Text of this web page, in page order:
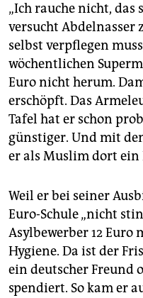
dass die Leistungen
sind. Das
hielt die Beträge für
das Gesetz in
Menschenrechts- und
kritisieren das
Jahren scharf.
Auf taz.de erzählen drei
das sich weit unterhalb
Existenzminimums
fertig abgepackt vom
Mittwoch: eine aus
Familie, die ihren
würde.(taz)
„Ich rauche nicht, das
versucht Abdelnasser
selbst verpflegen
wöchentlichen
Euro nicht herum.
erschöpft. Das
Tafel hat er schon
günstiger. Und mit
er als Muslim dort ein
Weil er bei seiner
Euro-Schule „nicht
Asylbewerber 12
Hygiene. Da ist der
ein deutscher Freund
spendiert. So kam er